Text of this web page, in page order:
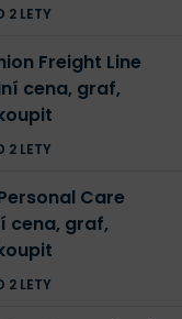
2 LETY
Freight Line
2 LETY
Care
2 LETY